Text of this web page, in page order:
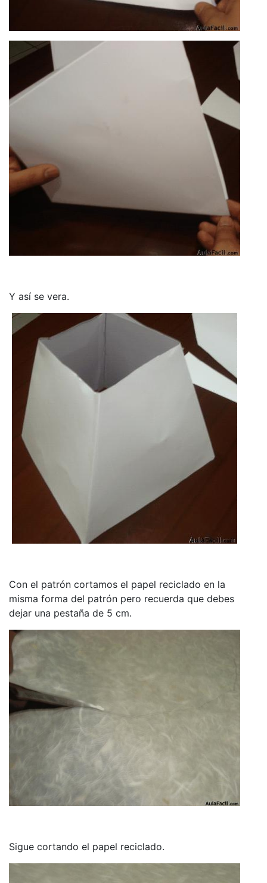
Y así se vera.
Con el patrón cortamos el papel reciclado en la
misma forma del patrón pero recuerda que debes
dejar una pestaña de 5 cm.
Sigue cortando el papel reciclado.